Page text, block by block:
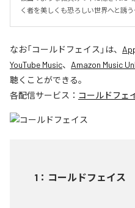
く者を美しくも恐ろしい世界へと誘う
なお「コールドフェイス 」は、
YouTube Music、 Amazon Music
聴くことができる。
各配信サービス： コールドフェ
1 ： コールドフェイス